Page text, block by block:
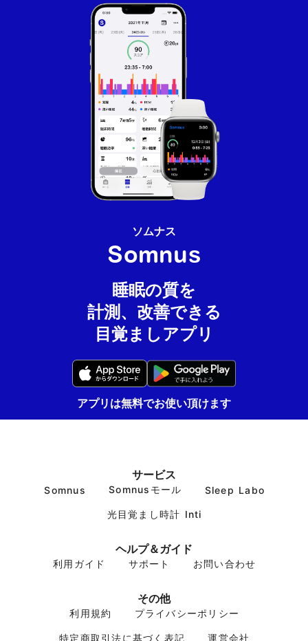
ソムナス
Somnus
睡眠の質を
計測、改善できる
目覚ましアプリ
アプリは無料でお使い頂けます
サービス
Somnus Somnusモール Sleep Labo
光目覚まし時計 Inti
ヘルプ＆ガイド
利用ガイド サポート お問い合わせ
その他
利用規約 プライバシーポリシー
特定商取引法に基づく表記 運営会社